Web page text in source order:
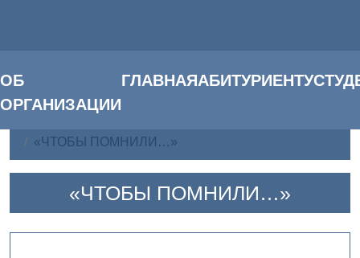
ОБ
ОРГАНИЗАЦИИ
ГЛАВНАЯАБИТУРИЕНТУ
«ЧТОБЫ ПОМНИЛИ…»
«ЧТОБЫ ПОМНИЛИ…»